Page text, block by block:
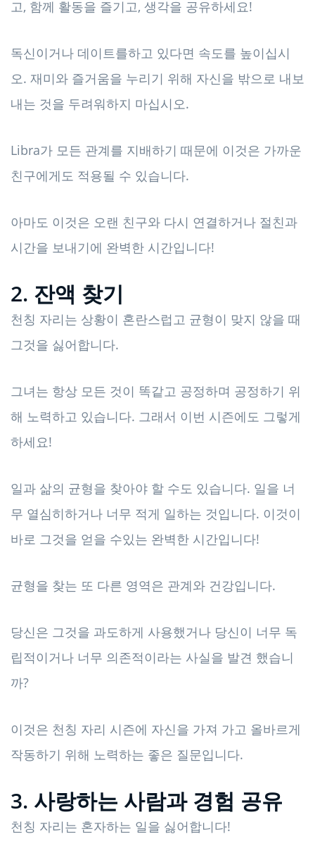
고, 함께 활동을 즐기고, 생각을 공유하세요!
독신이거나 데이트를하고 있다면 속도를 높이십시
오. 재미와 즐거움을 누리기 위해 자신을 밖으로 내보
내는 것을 두려워하지 마십시오.
Libra가 모든 관계를 지배하기 때문에 이것은 가까운
친구에게도 적용될 수 있습니다.
아마도 이것은 오랜 친구와 다시 연결하거나 절친과
시간을 보내기에 완벽한 시간입니다!
2. 잔액 찾기
천칭 자리는 상황이 혼란스럽고 균형이 맞지 않을 때
그것을 싫어합니다.
그녀는 항상 모든 것이 똑같고 공정하며 공정하기 위
해 노력하고 있습니다. 그래서 이번 시즌에도 그렇게
하세요!
일과 삶의 균형을 찾아야 할 수도 있습니다. 일을 너
무 열심히하거나 너무 적게 일하는 것입니다. 이것이
바로 그것을 얻을 수있는 완벽한 시간입니다!
균형을 찾는 또 다른 영역은 관계와 건강입니다.
당신은 그것을 과도하게 사용했거나 당신이 너무 독
립적이거나 너무 의존적이라는 사실을 발견 했습니
까?
이것은 천칭 자리 시즌에 자신을 가져 가고 올바르게
작동하기 위해 노력하는 좋은 질문입니다.
3. 사랑하는 사람과 경험 공유
천칭 자리는 혼자하는 일을 싫어합니다!